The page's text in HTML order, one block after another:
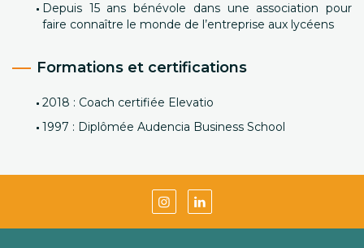
Depuis 15 ans bénévole dans une association pour
faire connaître le monde de l’entreprise aux lycéens
Formations et certifications
2018 : Coach certifiée Elevatio
1997 : Diplômée Audencia Business School